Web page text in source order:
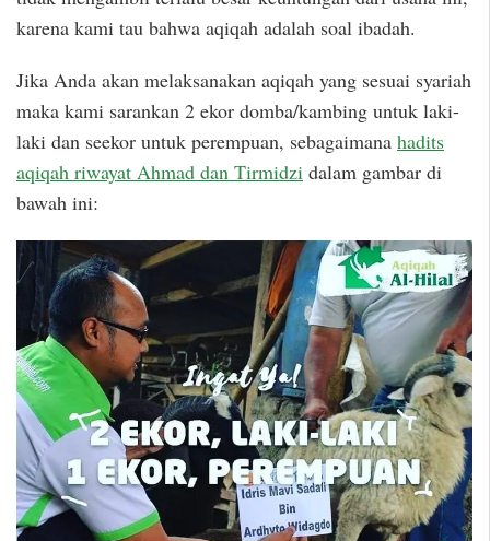
karena kami tau bahwa aqiqah adalah soal ibadah.
Jika Anda akan melaksanakan aqiqah yang sesuai syariah
maka kami sarankan 2 ekor domba/kambing untuk laki-
laki dan seekor untuk perempuan, sebagaimana hadits
aqiqah riwayat Ahmad dan Tirmidzi dalam gambar di
bawah ini: